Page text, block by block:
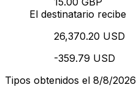
El destinatario recibe
26,370.20 USD
-359.79 USD
Tipos obtenidos el 8/8/2026